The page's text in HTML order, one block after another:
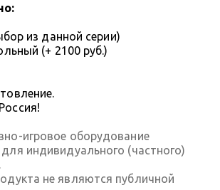
из данной серии)
(+ 2100 руб.)
игровое оборудование
индивидуального (частного)
не являются публичной